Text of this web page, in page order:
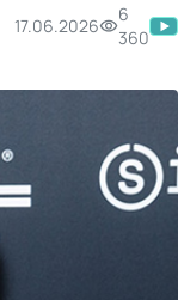
17.06.2026
6
360